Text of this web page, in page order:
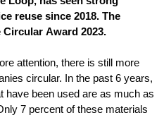
reuse since 2018. The
Award 2023.
attention, there is still more
circular. In the past 6 years,
have been used are as much as
7 percent of these materials